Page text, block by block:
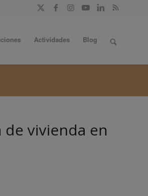
Actividades Blog
vivienda en